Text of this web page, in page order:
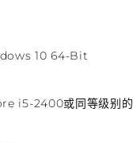
10 64-Bit
i5-2400或同等级别